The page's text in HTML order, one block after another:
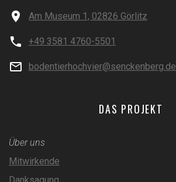
Am Museum 1, 02826 Görlitz
+49 3581 4760-5501
bodentierhochvier@senckenberg.de
DAS PROJEKT
Über uns
Mitwirkende